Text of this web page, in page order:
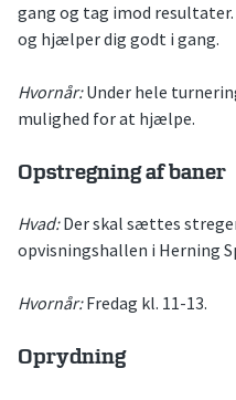
gang og tag imod
og hjælper dig godt i gang.
Hvornår:Under hele
mulighed for at hjælpe.
Opstregning af baner
Hvad:Der skal sættes
opvisningshallen i Herning
Hvornår:Fredag kl. 11-13.
Oprydning